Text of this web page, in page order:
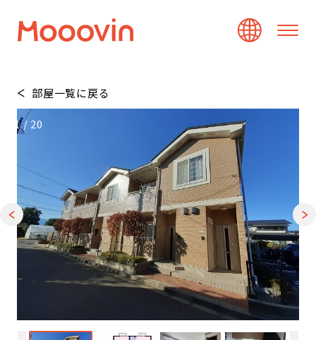
部屋一覧に戻る
1/ 20